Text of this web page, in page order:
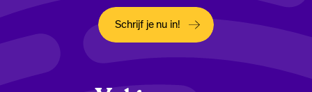
Opent in een nieuw tabblad
Schrijf je nu in!